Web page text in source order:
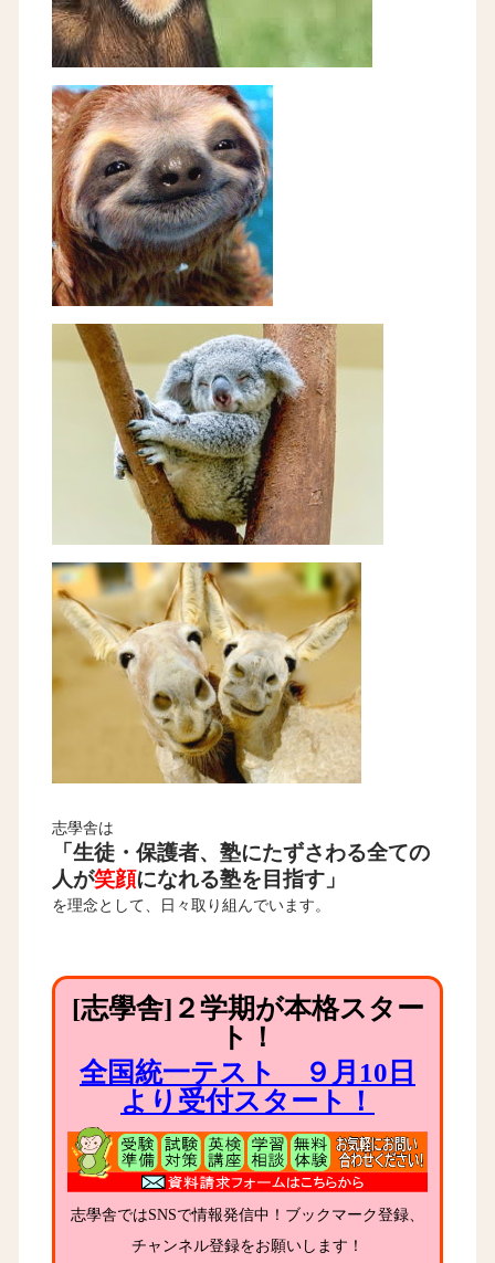
志學舎は
「生徒・保護者、塾にたずさわる全ての
人が笑顔になれる塾を目指す」
を理念として、日々取り組んでいます。
[志學舎]２学期が本格スター
ト！
全国統一テスト ９月10日
より受付スタート！
志學舎ではSNSで情報発信中！ブックマーク登録、
チャンネル登録をお願いします！